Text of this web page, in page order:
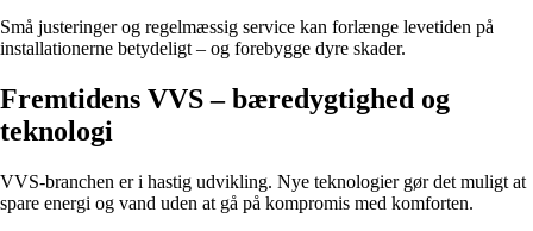
Små justeringer og regelmæssig service kan forlænge levetiden på
installationerne betydeligt – og forebygge dyre skader.
Fremtidens VVS – bæredygtighed og
teknologi
VVS-branchen er i hastig udvikling. Nye teknologier gør det muligt at
spare energi og vand uden at gå på kompromis med komforten.